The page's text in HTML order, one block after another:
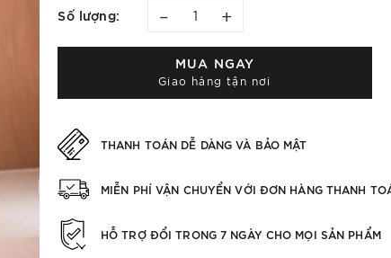
Số lượng: – +
MUA NGAY
Giao hàng tận nơi
THANH TOÁN DỄ DÀNG VÀ BẢO MẬT
MIỄN PHÍ VẬN CHUYỂN VỚI ĐƠN HÀNG THANH
HỖ TRỢ ĐỔI TRONG 7 NGÀY CHO MỌI SẢN PHẨM